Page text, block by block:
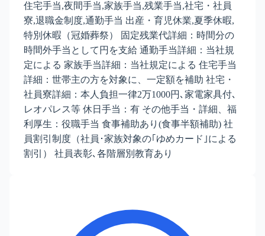
住宅手当,夜間手当,家族手当,残業手当,社宅・社員
寮,退職金制度,通勤手当 出産・育児休業,夏季休暇,
特別休暇（冠婚葬祭） 固定残業代詳細：時間分の
時間外手当として円を支給 通勤手当詳細：当社規
定による 家族手当詳細：当社規定による 住宅手当
詳細：世帯主の方を対象に、一定額を補助 社宅・
社員寮詳細：本人負担一律2万1000円､家電家具付､
レオパレス等 休日手当：有 その他手当・詳細、福
利厚生：役職手当 食事補助あり(食事半額補助) 社
員割引制度（社員･家族対象の｢ゆめカード｣による
割引） 社員表彰､各階層別教育あり